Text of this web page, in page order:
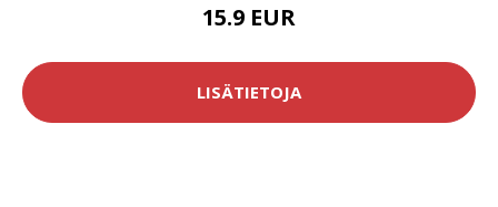
15.9 EUR
LISÄTIETOJA